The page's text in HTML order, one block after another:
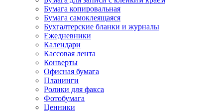
Бумага копировальная
Бумага самоклеящаяся
Бухгалтерские бланки и журналы
Ежедневники
Календари
Кассовая лента
Конверты
Офисная бумага
Планинги
Ролики для факса
Фотобумага
Ценники